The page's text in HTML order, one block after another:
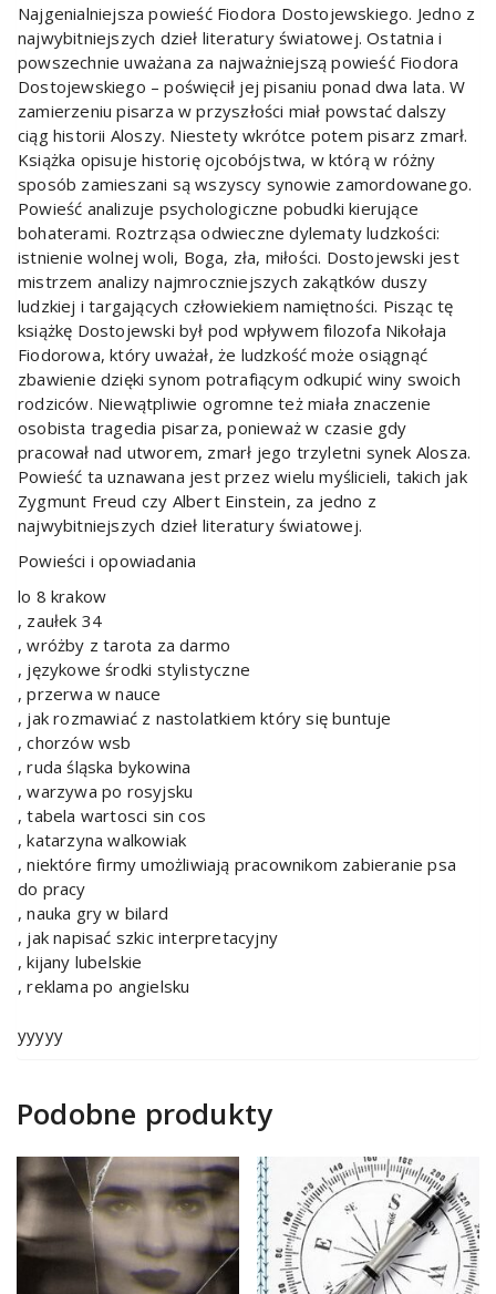
Najgenialniejsza powieść Fiodora Dostojewskiego. Jedno z
najwybitniejszych dzieł literatury światowej. Ostatnia i
powszechnie uważana za najważniejszą powieść Fiodora
Dostojewskiego – poświęcił jej pisaniu ponad dwa lata. W
zamierzeniu pisarza w przyszłości miał powstać dalszy
ciąg historii Aloszy. Niestety wkrótce potem pisarz zmarł.
Książka opisuje historię ojcobójstwa, w którą w różny
sposób zamieszani są wszyscy synowie zamordowanego.
Powieść analizuje psychologiczne pobudki kierujące
bohaterami. Roztrząsa odwieczne dylematy ludzkości:
istnienie wolnej woli, Boga, zła, miłości. Dostojewski jest
mistrzem analizy najmroczniejszych zakątków duszy
ludzkiej i targających człowiekiem namiętności. Pisząc tę
książkę Dostojewski był pod wpływem filozofa Nikołaja
Fiodorowa, który uważał, że ludzkość może osiągnąć
zbawienie dzięki synom potrafiącym odkupić winy swoich
rodziców. Niewątpliwie ogromne też miała znaczenie
osobista tragedia pisarza, ponieważ w czasie gdy
pracował nad utworem, zmarł jego trzyletni synek Alosza.
Powieść ta uznawana jest przez wielu myślicieli, takich jak
Zygmunt Freud czy Albert Einstein, za jedno z
najwybitniejszych dzieł literatury światowej.
Powieści i opowiadania
lo 8 krakow
, zaułek 34
, wróżby z tarota za darmo
, językowe środki stylistyczne
, przerwa w nauce
, jak rozmawiać z nastolatkiem który się buntuje
, chorzów wsb
, ruda śląska bykowina
, warzywa po rosyjsku
, tabela wartosci sin cos
, katarzyna walkowiak
, niektóre firmy umożliwiają pracownikom zabieranie psa
do pracy
, nauka gry w bilard
, jak napisać szkic interpretacyjny
, kijany lubelskie
, reklama po angielsku
yyyyy
Podobne produkty